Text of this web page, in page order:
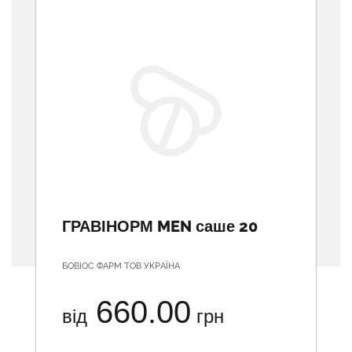
ГРАВІНОРМ MEN саше 20
БОВІОС ФАРМ ТОВ УКРАЇНА
від 660.00 грн